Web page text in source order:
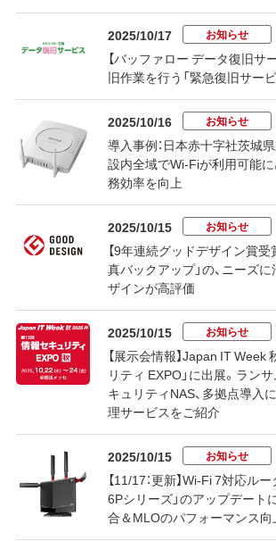
2025/10/17 お知らせ
【バッファロー データ復旧サ
旧作業を行う「緊急復旧サー
2025/10/16 お知らせ
導入事例：日本赤十字社茨城
設内全域でWi-Fiが利用可能に
務効率を向上
2025/10/15 お知らせ
【9年連続グッドデザイン賞受
真バックアップ」の、ニーズ
ザインが高評価
2025/10/15 お知らせ
【展示会情報】Japan IT Week
リティ EXPO」に出展。ラン
キュリティNAS、多拠点導入
理サービスをご紹介
2025/10/15 お知らせ
【11/17：更新】Wi-Fi 7対応ル
6Pシリーズ」のアップデート
合＆MLOのパフォーマンス向